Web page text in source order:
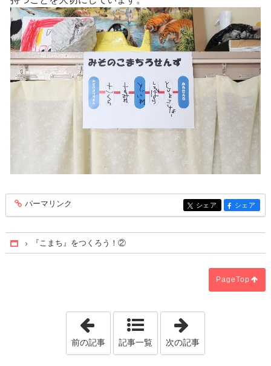
entry410
パーマリンク entry410
シェア entry410
シェア
Home『こまち』をつくろう！②
PageTop
「かみさまのおはなし（9/27）」
前の記事 記事一覧 次の記事